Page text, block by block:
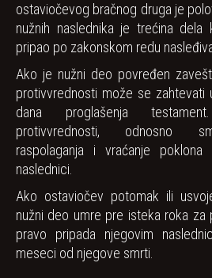
ostaviočevog bračnog druga je
nužnih naslednika je trećina
pripao po zakonskom redu
Ako je nužni deo povređen
protivvrednosti može se
dana proglašenja
protivvrednosti, odnosno
raspolaganja i vraćanje
naslednici.
Ako ostaviočev potomak ili
nužni deo umre pre isteka roka za
pravo pripada njegovim
meseci od njegove smrti.